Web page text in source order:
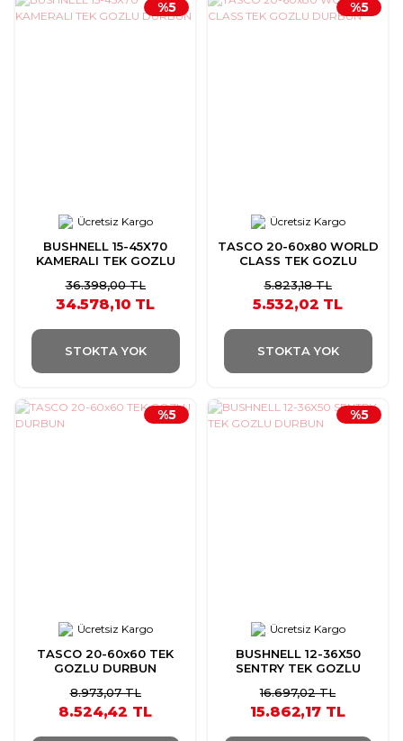
Ücretsiz Kargo
BUSHNELL 15-45X70
KAMERALI TEK GOZLU
%5
36.398,00 TL
34.578,10 TL
STOKTA YOK
Ücretsiz Kargo
TASCO 20-60x80 WORLD
CLASS TEK GOZLU
%5
5.823,18 TL
5.532,02 TL
STOKTA YOK
Ücretsiz Kargo
TASCO 20-60x60 TEK
GOZLU DURBUN
%5
8.973,07 TL
8.524,42 TL
Ücretsiz Kargo
BUSHNELL 12-36X50
SENTRY TEK GOZLU
%5
16.697,02 TL
15.862,17 TL